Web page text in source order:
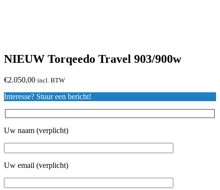
NIEUW Torqeedo Travel 903/900w
€2.050,00 incl. BTW
Interesse? Stuur een bericht!
Uw naam (verplicht)
Uw email (verplicht)